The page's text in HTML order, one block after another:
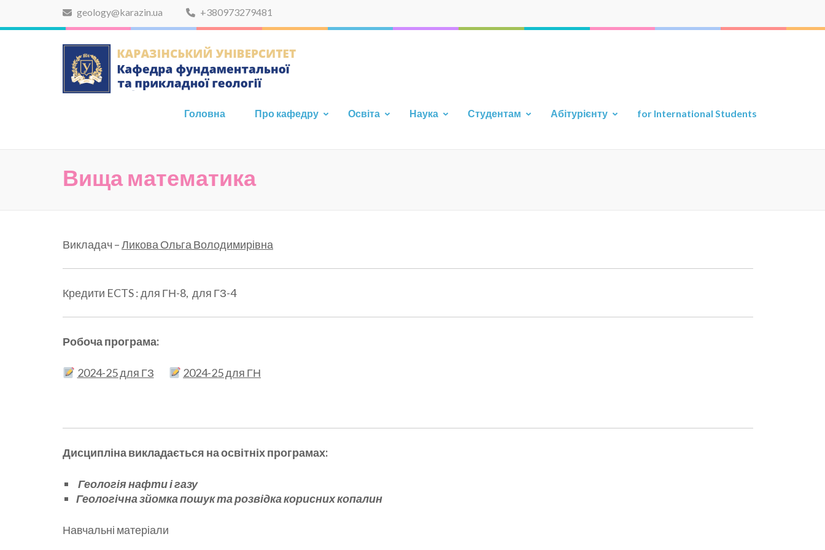
geology@karazin.ua +380973279481
Головна Про кафедру Освіта Наука Студентам Абітурієнту for International Students
Вища математика
Викладач –Ликова Ольга Володимирівна
Кредити ECTS : для ГН-8, для ГЗ-4
Робоча програма:
2024-25 для ГЗ 2024-25 для ГН
Дисципліна викладається на освітніх програмах:
Геологія нафти і газу
Геологічна зйомка пошук та розвідка корисних копалин
Навчальні матеріали